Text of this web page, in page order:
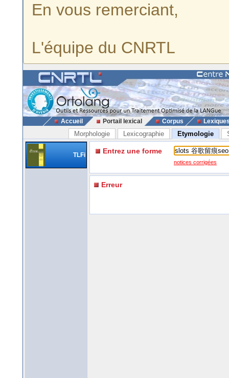
En vous remerciant,
L'équipe du CNRTL
Accueil Portail lexical Corpus
Morphologie Lexicographie Etymologie
TLFi Entrez une forme
notices corrigées
Erreur